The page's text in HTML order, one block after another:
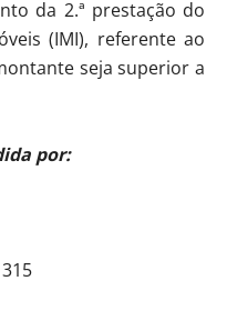
da 2.ª prestação do
(IMI), referente ao
seja superior a
por: